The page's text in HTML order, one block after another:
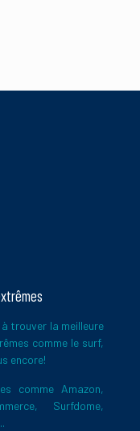
trouver la meilleure
comme le surf,
encore!
comme Amazon,
Surfdome,